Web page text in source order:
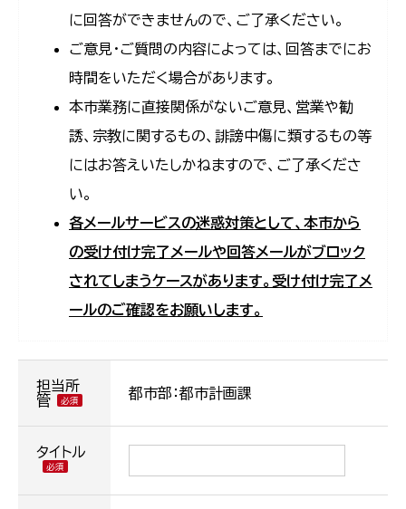
に回答ができませんので、ご了承ください。
ご意見・ご質問の内容によっては、回答までにお
時間をいただく場合があります。
本市業務に直接関係がないご意見、営業や勧
誘、宗教に関するもの、誹謗中傷に類するもの等
にはお答えいたしかねますので、ご了承くださ
い。
各メールサービスの迷惑対策として、本市から
の受け付け完了メールや回答メールがブロック
されてしまうケースがあります。受け付け完了メ
ールのご確認をお願いします。
担当所
管
都市部：都市計画課
タイトル